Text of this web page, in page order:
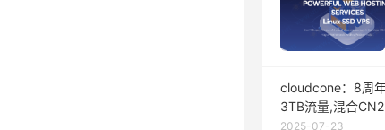
cloudcone：8周
3TB流量,混合
2025-07-23